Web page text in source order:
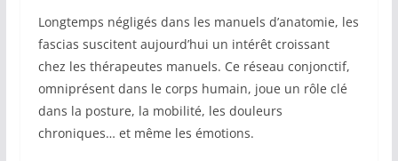
Longtemps négligés dans les manuels d’anatomie, les
fascias suscitent aujourd’hui un intérêt croissant
chez les thérapeutes manuels. Ce réseau conjonctif,
omniprésent dans le corps humain, joue un rôle clé
dans la posture, la mobilité, les douleurs
chroniques… et même les émotions.